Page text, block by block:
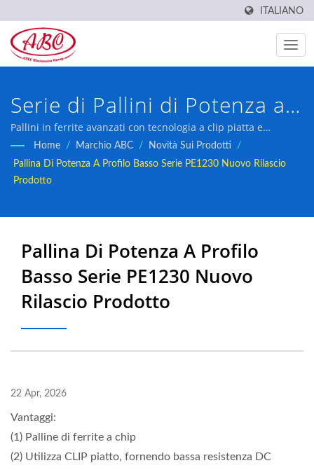
ITALIANO
Serie di Pallini di Potenza a
Profilo Basso PE1230 –
Nuovo Lancio di Prodotto
Pallini in ferrite avanzati con tecnologia a clip piatta e
produzione automatizzata per una gestione dell'energia
affidabile in applicazioni automobilistiche, industriali e di
elettronica di consumo.
Home / Marchio ABC / Novità Sui Prodotti
/
Pallina Di Potenza A Profilo Basso Serie PE1230 Nuovo Rilascio
Prodotto
Pallina Di Potenza A Profilo
Basso Serie PE1230 Nuovo
Rilascio Prodotto
22 Apr, 2026
Vantaggi:
(1) Palline di ferrite a chip
(2) Utilizza CLIP piatto, fornendo bassa resistenza DC